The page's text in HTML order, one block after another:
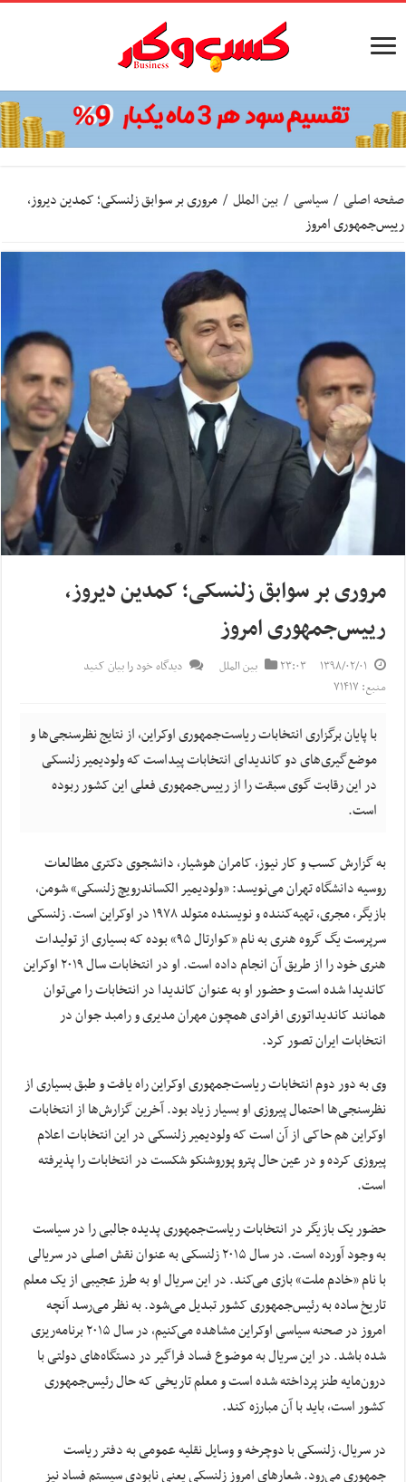
صفحه اصلی / سیاسی / بین الملل / مروری بر سوابق زلنسکی؛ کمدین دیروز،
رییس‌جمهوری امروز
مروری بر سوابق زلنسکی؛ کمدین دیروز،
رییس‌جمهوری امروز
۱۳۹۸/۰۲/۰۱ ۲۳:۰۳ بین الملل
دیدگاه خود را بیان کنید
منبع: ۷۱۴۱۷
با پایان برگزاری انتخابات ریاست‌جمهوری اوکراین، از نتایج نظرسنجی‌ها و
موضع‌گیری‌های دو کاندیدای انتخابات پیداست که ولودیمیر زلنسکی
در این رقابت گوی سبقت را از رییس‌جمهوری فعلی این کشور ربوده
است.
به گزارش کسب و کار نیوز، کامران هوشیار، دانشجوی دکتری مطالعات
روسیه دانشگاه تهران می‌نویسد:«ولودیمیرالکساندرویچ زلنسکی»شومن،
بازیگر، مجری، تهیه‌کننده و نویسنده متولد ۱۹۷۸ در اوکراین است. زلنسکی
سرپرستیگگروه هنری به نام «کوارتال
۹۵» بوده که بسیاری از تولیدات
هنری خود را از طریق آن انجام داده است. او در انتخابات سال ۲۰۱۹ اوکراین
کاندیدا شده است و حضور او به عنوان کاندیدا در انتخابات را می‌توان
همانند کاندیداتوری افرادی همچون مهران مدیری و رامبد جوان در
انتخابات ایران تصور کرد.
وی به دور دوم انتخابات ریاست‌جمهوری اوکراین راه یافت و طبق بسیاری از
نظرسنجی‌ها احتمال پیروزی او بسیار زیاد بود. آخرین گزارش‌ها از انتخابات
اوکراین هم حاکی از آن است کهولودیمیرزلنسکی در این انتخابات اعلام
پیروزی کرده و در عین حالپتروپوروشنکو شکست در انتخابات را پذیرفته
است.
حضور یک بازیگر در انتخابات ریاست‌جمهوری پدیده جالبی را در سیاست
به وجود آورده است. در سال ۲۰۱۵ زلنسکی به عنوان نقش اصلی در سریالی
با نام «خادم ملت» بازی می‌کند. در این سریال او به طرز عجیبی از یک معلم
تاریخ ساده به رئیس‌جمهوری کشور تبدیل می‌شود. به نظر می‌رسد آنچه
امروز در صحنه سیاسی اوکراین مشاهده می‌کنیم، در سال ۲۰۱۵ برنامه‌ریزی
شده باشد. در این سریال به موضوع فساد فراگیر در دستگاه‌های دولتی با
درون‌مایه طنز پرداخته شده است و معلم تاریخی که حال رئیس‌جمهوری
کشور است، باید با آن مبارزه کند.
در سریال، زلنسکی با دوچرخه و وسایل نقلیه عمومی به دفتر ریاست
جمهوری می‌رود. شعارهای امروز زلنسکی یعنی نابودی سیستم فساد نیز